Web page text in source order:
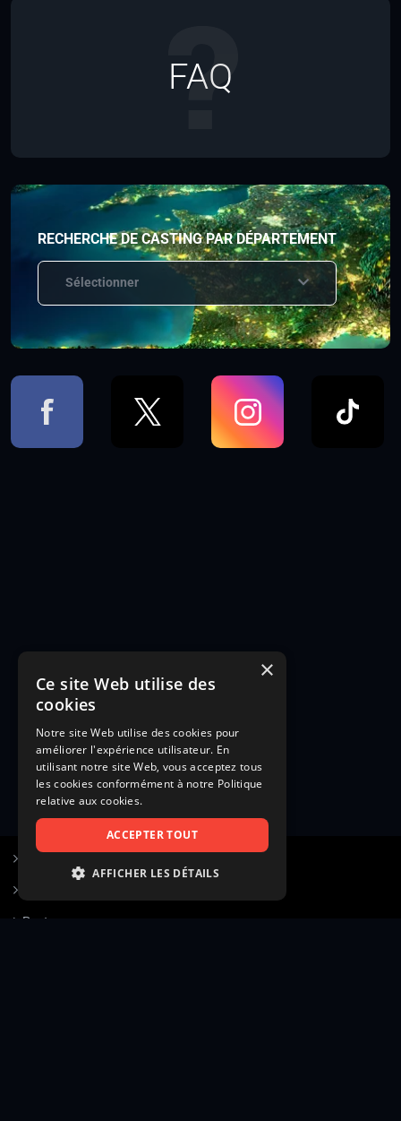
FAQ
RECHERCHE DE CASTING PAR DÉPARTEMENT
Sélectionner
Poster une annonce
×
Ce site Web utilise des
cookies
Notre site Web utilise des cookies pour
améliorer l'expérience utilisateur. En
utilisant notre site Web, vous acceptez tous
les cookies conformément à notre Politique
relative aux cookies.
ACCEPTER TOUT
AFFICHER LES DÉTAILS